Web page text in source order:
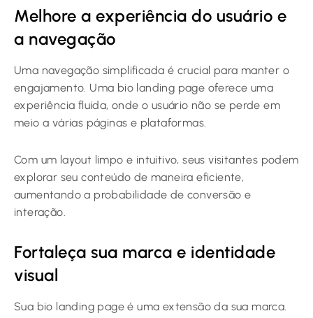
Melhore a experiência do usuário e
a navegação
Uma navegação simplificada é crucial para manter o
engajamento. Uma bio landing page oferece uma
experiência fluida, onde o usuário não se perde em
meio a várias páginas e plataformas.
Com um layout limpo e intuitivo, seus visitantes podem
explorar seu conteúdo de maneira eficiente,
aumentando a probabilidade de conversão e
interação.
Fortaleça sua marca e identidade
visual
Sua bio landing page é uma extensão da sua marca.